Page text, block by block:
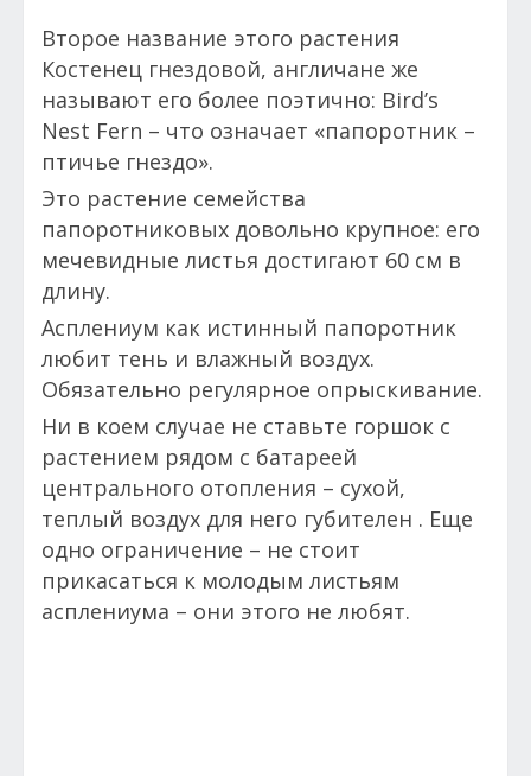
Второе название этого растения
Костенец гнездовой, англичане же
называют его более поэтично: Bird’s
Nest Fern – что означает «папоротник –
птичье гнездо».
Это растение семейства
папоротниковых довольно крупное: его
мечевидные листья достигают 60 см в
длину.
Асплениум как истинный папоротник
любит тень и влажный воздух.
Обязательно регулярное опрыскивание.
Ни в коем случае не ставьте горшок с
растением рядом с батареей
центрального отопления – сухой,
теплый воздух для него губителен . Еще
одно ограничение – не стоит
прикасаться к молодым листьям
асплениума – они этого не любят.